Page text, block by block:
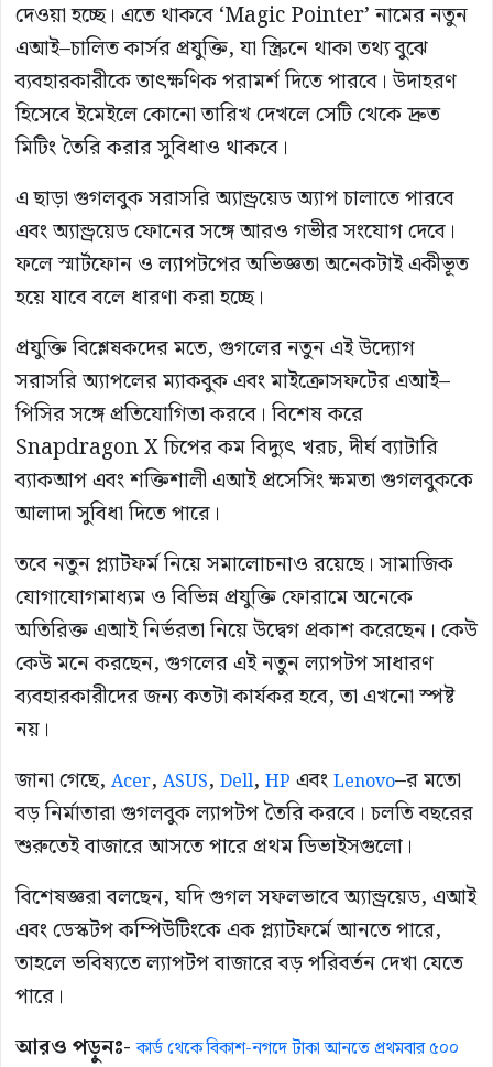
দেওয়া হচ্ছে। এতে থাকবে ‘Magic Pointer’ নামের নতুন
এআই–চালিত কার্সর প্রযুক্তি, যা স্ক্রিনে থাকা তথ্য বুঝে
ব্যবহারকারীকে তাৎক্ষণিক পরামর্শ দিতে পারবে। উদাহরণ
হিসেবে ইমেইলে কোনো তারিখ দেখলে সেটি থেকে দ্রুত
মিটিং তৈরি করার সুবিধাও থাকবে।
এ ছাড়া গুগলবুক সরাসরি অ্যান্ড্রয়েড অ্যাপ চালাতে পারবে
এবং অ্যান্ড্রয়েড ফোনের সঙ্গে আরও গভীর সংযোগ দেবে।
ফলে স্মার্টফোন ও ল্যাপটপের অভিজ্ঞতা অনেকটাই একীভূত
হয়ে যাবে বলে ধারণা করা হচ্ছে।
প্রযুক্তি বিশ্লেষকদের মতে, গুগলের নতুন এই উদ্যোগ
সরাসরি অ্যাপলের ম্যাকবুক এবং মাইক্রোসফটের এআই–
পিসির সঙ্গে প্রতিযোগিতা করবে। বিশেষ করে
Snapdragon X চিপের কম বিদ্যুৎ খরচ, দীর্ঘ ব্যাটারি
ব্যাকআপ এবং শক্তিশালী এআই প্রসেসিং ক্ষমতা গুগলবুককে
আলাদা সুবিধা দিতে পারে।
তবে নতুন প্ল্যাটফর্ম নিয়ে সমালোচনাও রয়েছে। সামাজিক
যোগাযোগমাধ্যম ও বিভিন্ন প্রযুক্তি ফোরামে অনেকে
অতিরিক্ত এআই নির্ভরতা নিয়ে উদ্বেগ প্রকাশ করেছেন। কেউ
কেউ মনে করছেন, গুগলের এই নতুন ল্যাপটপ সাধারণ
ব্যবহারকারীদের জন্য কতটা কার্যকর হবে, তা এখনো স্পষ্ট
নয়।
জানা গেছে, Acer, ASUS, Dell, HP এবং Lenovo–র মতো
বড় নির্মাতারা গুগলবুক ল্যাপটপ তৈরি করবে। চলতি বছরের
শুরুতেই বাজারে আসতে পারে প্রথম ডিভাইসগুলো।
বিশেষজ্ঞরা বলছেন, যদি গুগল সফলভাবে অ্যান্ড্রয়েড, এআই
এবং ডেস্কটপ কম্পিউটিংকে এক প্ল্যাটফর্মে আনতে পারে,
তাহলে ভবিষ্যতে ল্যাপটপ বাজারে বড় পরিবর্তন দেখা যেতে
পারে।
আরও পড়ুনঃ-কার্ড থেকে বিকাশ-নগদে টাকা আনতে প্রথমবার ৫০০